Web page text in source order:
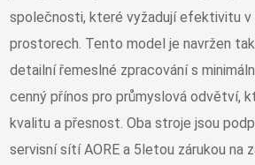
společnosti, které vyžadují efektivitu v
prostorech. Tento model je navržen
detailní řemeslné zpracování s
cenný přínos pro průmyslová odvětví,
kvalitu a přesnost. Oba stroje jsou
servisní sítí AORE a 5letou zárukou na